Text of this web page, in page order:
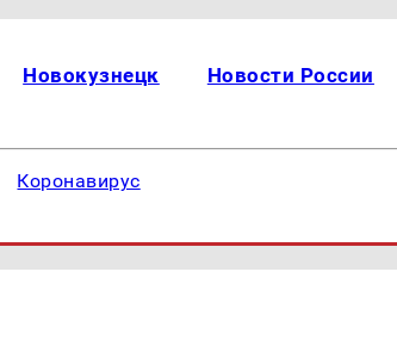
Новокузнецк Новости России
Коронавирус